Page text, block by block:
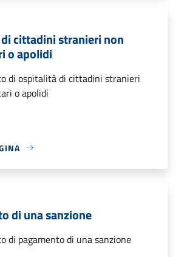
cittadini stranieri non
o apolidi
di ospitalità di cittadini stranieri
o apolidi
di una sanzione
di pagamento di una sanzione